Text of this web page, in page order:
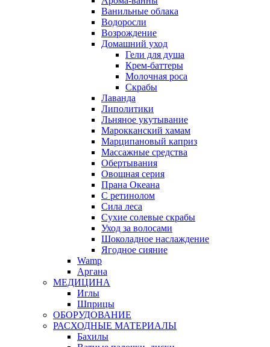
Ванильные облака
Водоросли
Возрождение
Домашний уход
Гели для душа
Крем-баттеры
Молочная роса
Скрабы
Лаванда
Липолитики
Льняное укутывание
Марокканский хамам
Марципановый каприз
Массажные средства
Обертывания
Овощная серия
Прана Океана
С ретинолом
Сила леса
Сухие солевые скрабы
Уход за волосами
Шоколадное наслаждение
Ягодное сияние
Wamp
Аргана
МЕДИЦИНА
Иглы
Шприцы
ОБОРУДОВАНИЕ
РАСХОДНЫЕ МАТЕРИАЛЫ
Бахилы